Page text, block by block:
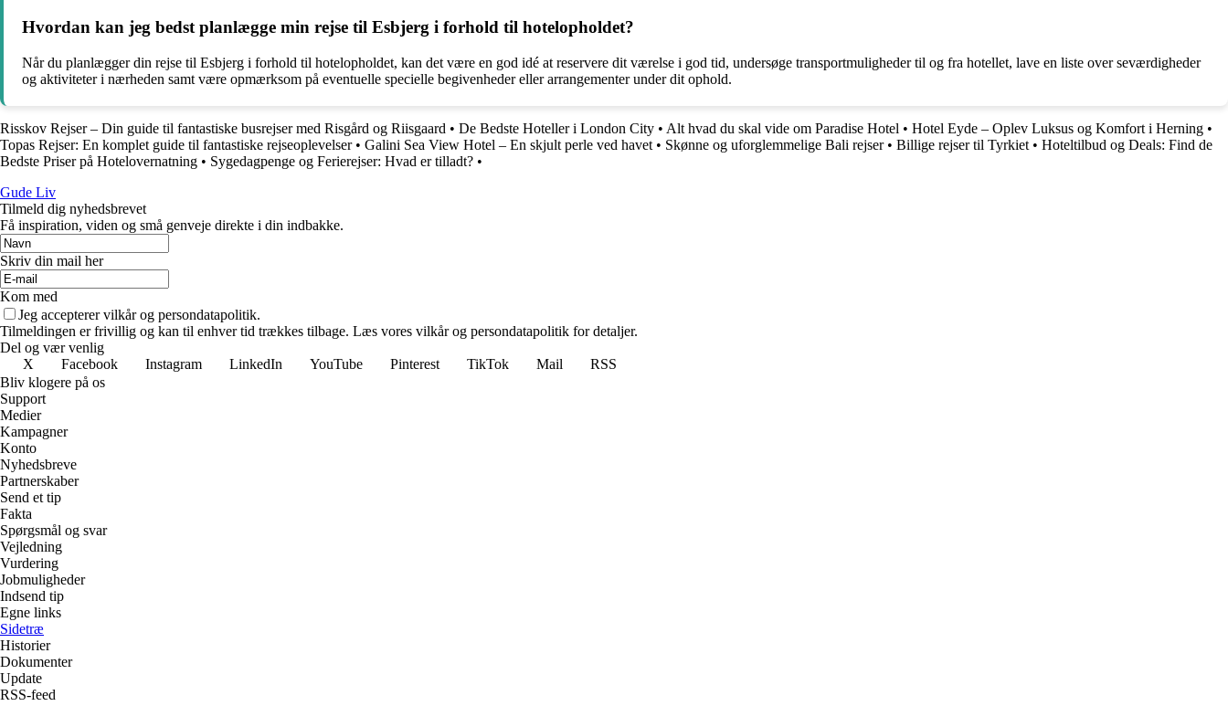
Hvordan kan jeg bedst planlægge min rejse til Esbjerg i forhold til hotelopholdet?
Når du planlægger din rejse til Esbjerg i forhold til hotelopholdet, kan det være en god idé at reservere dit værelse i god tid, undersøge transportmuligheder til og fra hotellet, lave en liste over seværdigheder
og aktiviteter i nærheden samt være opmærksom på eventuelle specielle begivenheder eller arrangementer under dit ophold.
Risskov Rejser – Din guide til fantastiske busrejser med Risgård og Riisgaard • De Bedste Hoteller i London City • Alt hvad du skal vide om Paradise Hotel • Hotel Eyde – Oplev Luksus og Komfort i Herning •
Topas Rejser: En komplet guide til fantastiske rejseoplevelser• Galini Sea View Hotel – En skjult perle ved havet • Skønne og uforglemmelige Bali rejser• Billige rejser til Tyrkiet • Hoteltilbud og Deals: Find de
Bedste Priser på Hotelovernatning • Sygedagpenge og Ferierejser: Hvad er tilladt? •
Gude Liv
Tilmeld dig nyhedsbrevet
Få inspiration, viden og små genveje direkte i din indbakke.
Skriv din mail her
Kom med
Jeg accepterer vilkår og persondatapolitik.
Tilmeldingen er frivillig og kan til enhver tid trækkes tilbage. Læs vores vilkår og persondatapolitik for detaljer.
Del og vær venlig
X
Facebook Instagram LinkedIn YouTube Pinterest TikTok Mail
RSS
Bliv klogere på os
Support
Medier
Kampagner
Konto
Nyhedsbreve
Partnerskaber
Send et tip
Fakta
Spørgsmål og svar
Vejledning
Vurdering
Jobmuligheder
Indsend tip
Egne links
Sidetræ
Historier
Dokumenter
Update
RSS-feed